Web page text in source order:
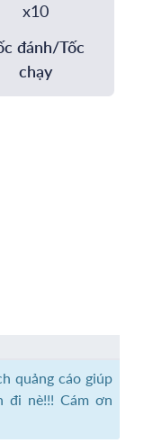
x10
đánh/Tốc
chạy
quảng cáo giúp
đi nè!!! Cám ơn